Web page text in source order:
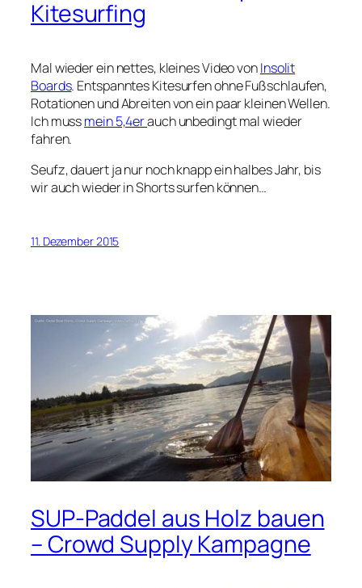
Kitesurfing
Mal wieder ein nettes, kleines Video vonInsolit
Boards. Entspanntes Kitesurfen ohne Fußschlaufen,
Rotationen und Abreiten von ein paar kleinen Wellen.
Ich mussmein 5,4erauch unbedingt mal wieder
fahren.
Seufz, dauert ja nur noch knapp ein halbes Jahr, bis
wir auch wieder in Shorts surfen können…
11. Dezember 2015
SUP-Paddel aus Holz bauen
– Crowd Supply Kampagne